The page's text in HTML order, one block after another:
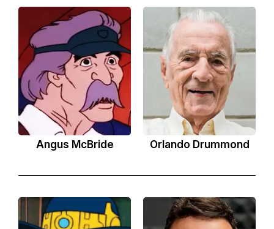
Angus McBride Orlando Drummond